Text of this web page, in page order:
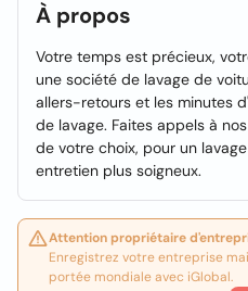
À propos
Votre temps est précieux,
une société de lavage de
allers-retours et les minutes
de lavage. Faites appels à
de votre choix, pour un
entretien plus soigneux.
Attention propriétaire
Enregistrez votre entreprise
portée mondiale avec iGlobal.